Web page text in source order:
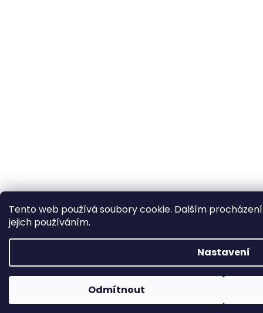
Tento web používá soubory cookie. Dalším
jejich používáním.
Nastavení
Odmítnout